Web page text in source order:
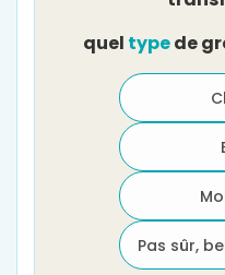
quel typede
Pas sûr,